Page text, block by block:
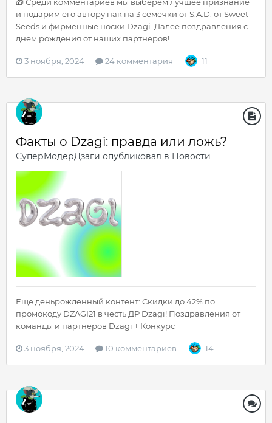
и подарим его автору пак на 3 семечки от S.A.D. от Sweet
Seeds и фирменные носки Dzagi. Далее поздравления с
днем рождения от наших партнеров!...
3 ноября, 2024 24 комментария 11
Факты о Dzagi: правда или ложь?
СуперМодерДзаги опубликовал в Новости
Еще деньрожденный контент: Скидки до 42% по
промокоду DZAGI21 в честь ДР Dzagi! Поздравления от
команды и партнеров Dzagi + Конкурс
3 ноября, 2024 10 комментариев 14